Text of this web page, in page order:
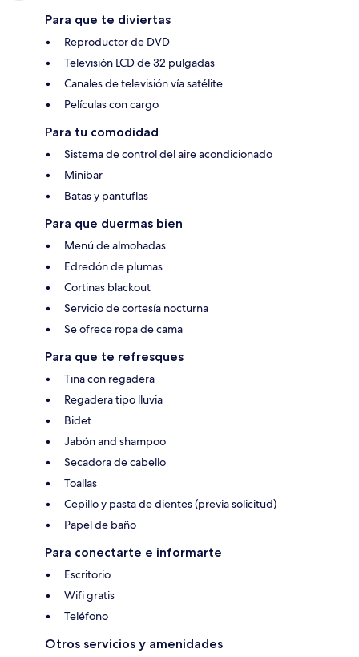
Para que te diviertas
Reproductor de DVD
Televisión LCD de 32 pulgadas
Canales de televisión vía satélite
Películas con cargo
Para tu comodidad
Sistema de control del aire acondicionado
Minibar
Batas y pantuflas
Para que duermas bien
Menú de almohadas
Edredón de plumas
Cortinas blackout
Servicio de cortesía nocturna
Se ofrece ropa de cama
Para que te refresques
Tina con regadera
Regadera tipo lluvia
Bidet
Jabón and shampoo
Secadora de cabello
Toallas
Cepillo y pasta de dientes (previa solicitud)
Papel de baño
Para conectarte e informarte
Escritorio
Wifi gratis
Teléfono
Otros servicios y amenidades